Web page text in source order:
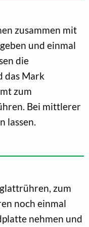
zusammen mit
und einmal
die
das Mark
zum
Bei mittlerer
lassen.
zum
noch einmal
nehmen und